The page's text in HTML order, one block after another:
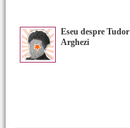
Eseu despre Tudor
Arghezi